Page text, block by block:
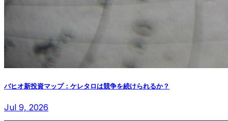
バヒオ新投資マップ：ケレタロは競争を続けられるか？
Jul 9, 2026